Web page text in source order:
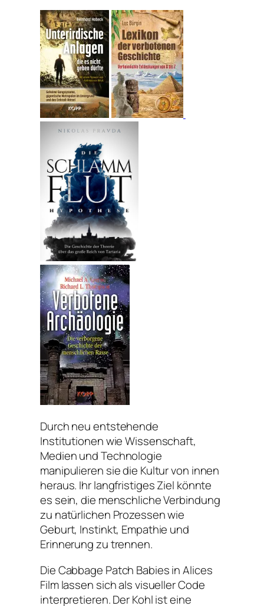
Durch neu entstehende
Institutionen wie Wissenschaft,
Medien und Technologie
manipulieren sie die Kultur von innen
heraus. Ihr langfristiges Ziel könnte
es sein, die menschliche Verbindung
zu natürlichen Prozessen wie
Geburt, Instinkt, Empathie und
Erinnerung zu trennen.
Die Cabbage Patch Babies in Alices
Film lassen sich als visueller Code
interpretieren. Der Kohl ist eine